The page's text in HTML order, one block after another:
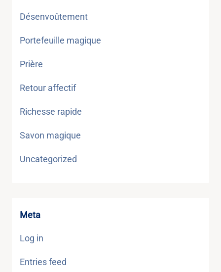
Désenvoûtement
Portefeuille magique
Prière
Retour affectif
Richesse rapide
Savon magique
Uncategorized
Meta
Log in
Entries feed